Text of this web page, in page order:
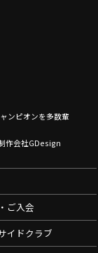
ンピオンを多数輩
作会社GDesign
ご入会
イドクラブ